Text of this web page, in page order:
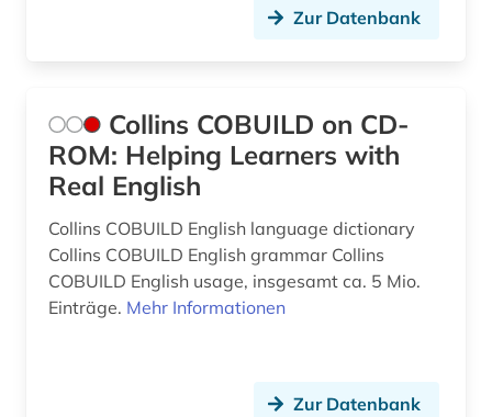
Zur Datenbank
Collins COBUILD on CD-
ROM: Helping Learners with
Real English
Collins COBUILD English language dictionary
Collins COBUILD English grammar Collins
COBUILD English usage, insgesamt ca. 5 Mio.
Einträge. Mehr Informationen
Zur Datenbank